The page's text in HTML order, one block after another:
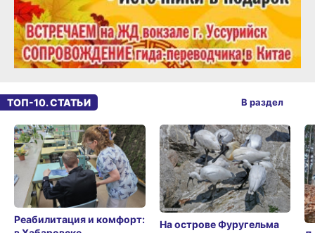
ТОП-10. СТАТЬИ
Реабилитация и комфорт:
На острове Фуругельма
В раздел